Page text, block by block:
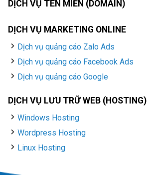
DỊCH VỤ TÊN MIỀN (DOMAIN)
DỊCH VỤ MARKETING ONLINE
Dịch vụ quảng cáo Zalo Ads
Dịch vụ quảng cáo Facebook Ads
Dịch vụ quảng cáo Google
DỊCH VỤ LƯU TRỮ WEB (HOSTING)
Windows Hosting
Wordpress Hosting
Linux Hosting